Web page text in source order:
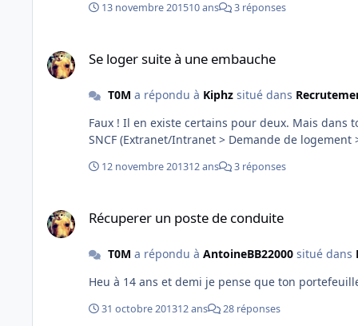
13 novembre 201510 ans 3 réponses
Se loger suite à une embauche
T0M a répondu à Kiphzsitué dans
Faux ! Il en existe certains pour deux. Mais dans tous les cas, elles sont prises d’assaut... Pour ICF, il faut passer par la
SNCF (Extranet/Intranet > Demande de
12 novembre 201312 ans 3 réponses
Récuperer un poste de conduite
T0M a répondu à AntoineBB22000situé dans
Heu à 14 ans et demi je pense que ton
31 octobre 201312 ans 28 réponses